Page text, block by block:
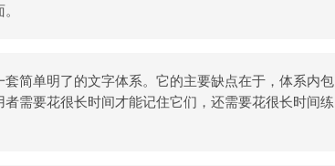
套简单明了的文字体系。它的主要缺点在于，体系内包
需要花很长时间才能记住它们，还需要花很长时间练